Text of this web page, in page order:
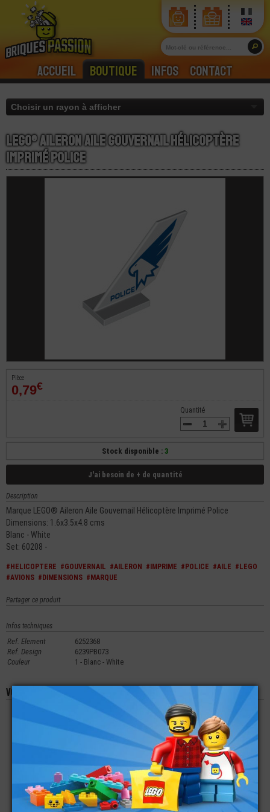
Accueil Boutique Infos Contact
LEGO® Aileron Aile Gouvernail Hélicoptère
Imprimé Police
Pièce
0,79€
Quantité
Stock disponible : 3
J'ai besoin de + de quantité
Description
Marque LEGO® Aileron Aile Gouvernail Hélicoptère Imprimé Police
Dimensions: 1.6x3.5x4.8 cms
Blanc - White
Set: 60208 -
#HELICOPTERE #GOUVERNAIL #AILERON #IMPRIME #POLICE #AILE #LEGO
#AVIONS #DIMENSIONS #MARQUE
Partager ce produit
Infos techniques
Ref. Element
6252368
Ref. Design
6239PB073
Couleur
1 - Blanc - White
Vous aimerez aussi les produits suivants
LEGO® ACCESSOIRE
MINI-FIGURINE
PLANCHE SURF -
NEIGE
4,49€
LEGO® PLATE LISSE
2X2 PAILLETTES
0,59€
LEGO® BRIQUE 1X1
IMPRIMÉE YEUX OEIL
0,99€